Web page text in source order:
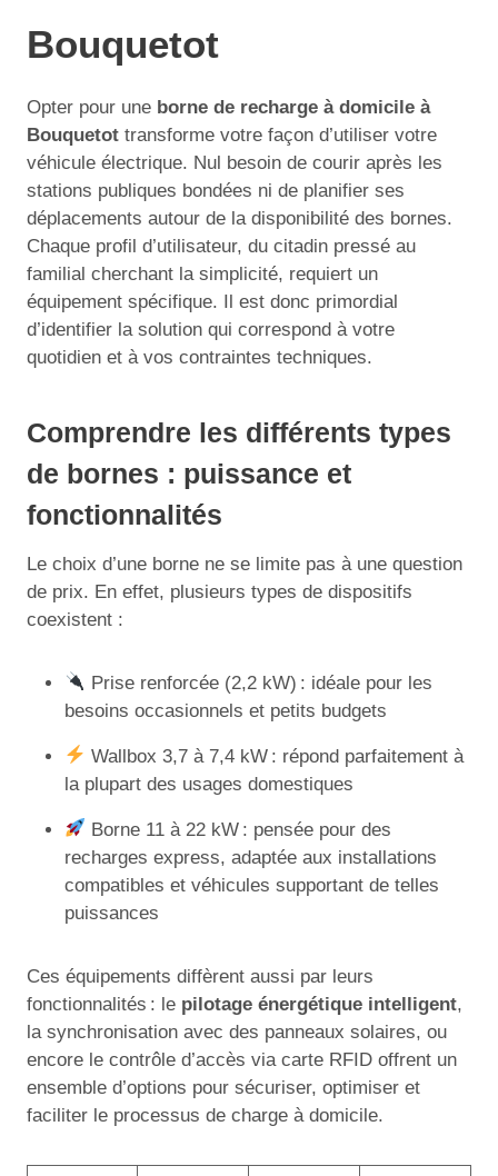
Bouquetot
Opter pour une borne de recharge à domicile à
Bouquetot transforme votre façon d’utiliser votre
véhicule électrique. Nul besoin de courir après les
stations publiques bondées ni de planifier ses
déplacements autour de la disponibilité des bornes.
Chaque profil d’utilisateur, du citadin pressé au
familial cherchant la simplicité, requiert un
équipement spécifique. Il est donc primordial
d’identifier la solution qui correspond à votre
quotidien et à vos contraintes techniques.
Comprendre les différents types
de bornes : puissance et
fonctionnalités
Le choix d’une borne ne se limite pas à une question
de prix. En effet, plusieurs types de dispositifs
coexistent :
Prise renforcée (2,2 kW) : idéale pour les
besoins occasionnels et petits budgets
Wallbox 3,7 à 7,4 kW : répond parfaitement à
la plupart des usages domestiques
Borne 11 à 22 kW : pensée pour des
recharges express, adaptée aux installations
compatibles et véhicules supportant de telles
puissances
Ces équipements diffèrent aussi par leurs
fonctionnalités : le pilotage énergétique intelligent,
la synchronisation avec des panneaux solaires, ou
encore le contrôle d’accès via carte RFID offrent un
ensemble d’options pour sécuriser, optimiser et
faciliter le processus de charge à domicile.